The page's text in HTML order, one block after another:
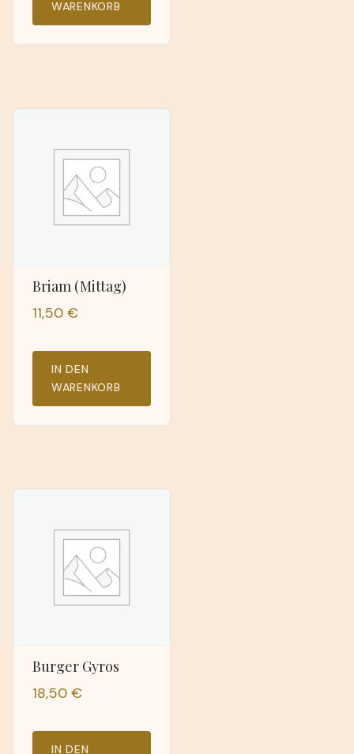
WARENKORB
Briam (Mittag)
11,50 €
IN DEN
WARENKORB
Burger Gyros
18,50 €
IN DEN